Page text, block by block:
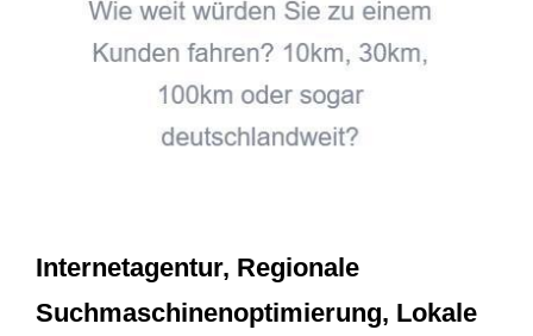
Internetagentur, Regionale
Suchmaschinenoptimierung, Lokale